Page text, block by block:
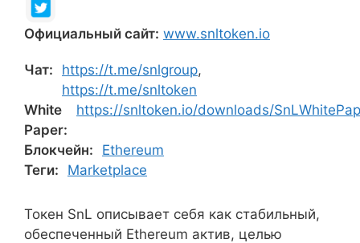
Официальный сайт: www.snltoken.io
Чат: https://t.me/snlgroup,
https://t.me/snltoken
White
Paper:
https://snltoken.io/downloads/
Блокчейн:
Ethereum
Теги:
Marketplace
Токен SnL описывает себя как стабильный,
обеспеченный Ethereum актив, целью